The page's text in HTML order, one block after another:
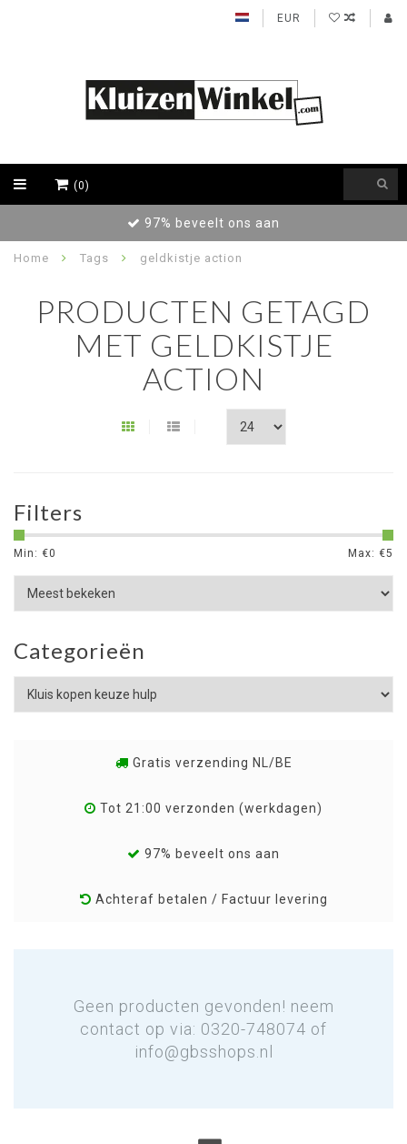
EUR
(0)
Achteraf betalen / Factuur levering
Home Tags geldkistje action
PRODUCTEN GETAGD
MET GELDKISTJE
ACTION
Filters
Min: €0 Max: €5
Categorieën
Gratis verzending NL/BE
Tot 21:00 verzonden (werkdagen)
97% beveelt ons aan
Achteraf betalen / Factuur levering
Geen producten gevonden! neem
contact op via: 0320-748074 of
info@gbsshops.nl